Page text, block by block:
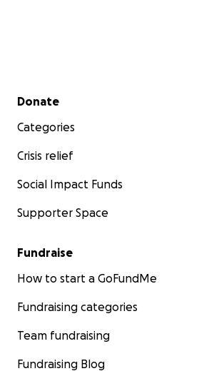
Secondary menu
Donate
Categories
Crisis relief
Social Impact Funds
Supporter Space
Fundraise
How to start a GoFundMe
Fundraising categories
Team fundraising
Fundraising Blog